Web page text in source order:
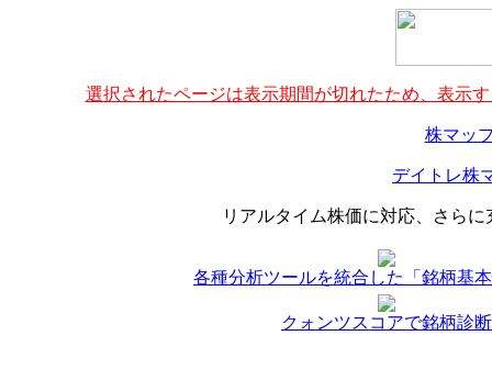
選択されたページは表示期間が切れたため、表示
株マッ
デイトレ株
リアルタイム株価に対応、さら
各種分析ツールを統合した「銘柄基
クォンツスコアで銘柄診断